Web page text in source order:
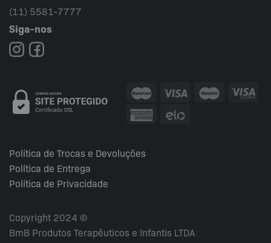
(11) 5581-7777
Siga-nos
Política de Trocas e Devoluções
Política de Entrega
Política de Privacidade
Copyright 2024 ©
BmB Produtos Terapêuticos e Infantis LTDA